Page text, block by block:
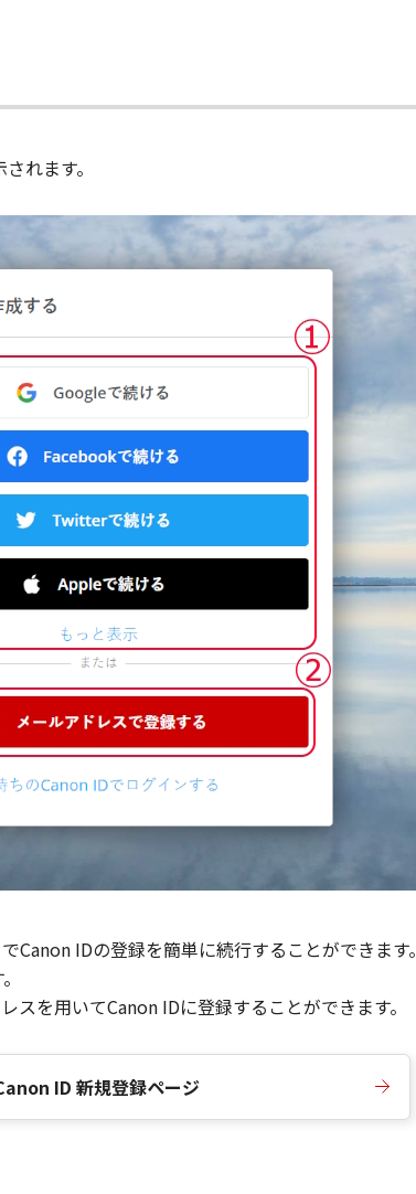
れます。
IDの登録を簡単に続行することができます。
を用いてCanon IDに登録することができます。
ID 新規登録ページ